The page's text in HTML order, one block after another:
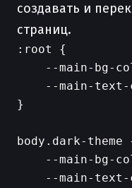
создавать и
страниц.
:root {
--main-bg-
--main-
}
body.dark-theme
--main-bg-
--main-